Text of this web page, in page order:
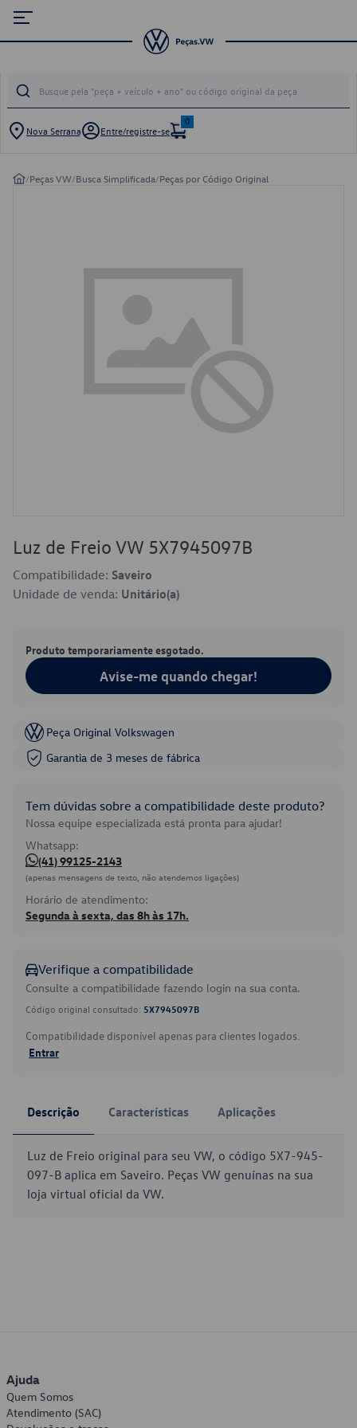
Nova Serrana Entre/registre-se
0
/Peças VW/Busca Simplificada/Peças por Código Original
Luz de Freio VW 5X7945097B
Compatibilidade: Saveiro
Unidade de venda: Unitário(a)
Produto temporariamente esgotado.
Avise-me quando chegar!
Peça Original Volkswagen
Garantia de 3 meses de fábrica
Tem dúvidas sobre a compatibilidade deste produto?
Nossa equipe especializada está pronta para ajudar!
Whatsapp:
(41) 99125-2143
(apenas mensagens de texto, não atendemos ligações)
Horário de atendimento:
Segunda à sexta, das 8h às 17h.
Verifique a compatibilidade
Consulte a compatibilidade fazendo login na sua conta.
Código original consultado: 5X7945097B
Compatibilidade disponível apenas para clientes logados.
Entrar
Descrição Características Aplicações
Luz de Freio original para seu VW, o código 5X7-945-
097-B aplica em Saveiro. Peças VW genuínas na sua
loja virtual oficial da VW.
Ajuda
Quem Somos
Atendimento (SAC)